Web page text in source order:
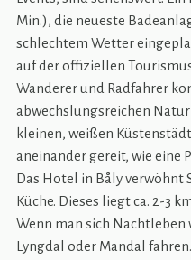
Min.), die neueste
schlechtem Wetter
auf der offiziellen
Wanderer und Radfahrer
abwechslungsreichen
kleinen, weißen
aneinander gereit, wie eine
Das Hotel in Båly verwöhnt
Küche. Dieses liegt ca. 2-3
Wenn man sich
Lyngdal oder Mandal